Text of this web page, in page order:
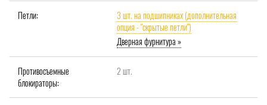
Петли:
3 шт. на подшипниках (дополнительная
опция - "скрытые петли")
Дверная фурнитура »
Противосъемные
блокираторы:
2 шт.